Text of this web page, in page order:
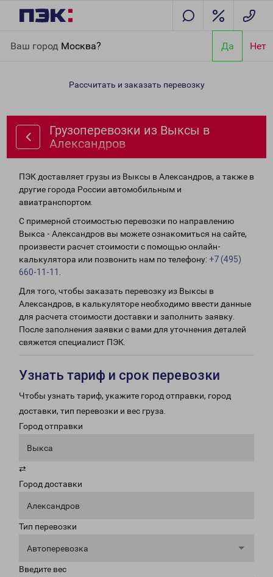
Ваш город Москва? Да Нет
Александров
Рассчитать и заказать перевозку
Грузоперевозки из Выксы в
Александров
ПЭК доставляет грузы из Выксы в Александров, а также в
другие города России автомобильным и
авиатранспортом.
С примерной стоимостью перевозки по направлению
Выкса - Александров вы можете ознакомиться на сайте,
произвести расчет стоимости с помощью онлайн-
калькулятора или позвонить нам по телефону: +7 (495)
660-11-11
Для того, чтобы заказать перевозку из Выксы в
Александров, в калькуляторе необходимо ввести данные
для расчета стоимости доставки и заполнить заявку.
После заполнения заявки с вами для уточнения деталей
свяжется специалист ПЭК.
Узнать тариф и срок перевозки
Чтобы узнать тариф, укажите город отправки, город
доставки, тип перевозки и вес груза.
Город отправки
Выкса
⇄
Город доставки
Александров
Тип перевозки
Автоперевозка
Введите вес